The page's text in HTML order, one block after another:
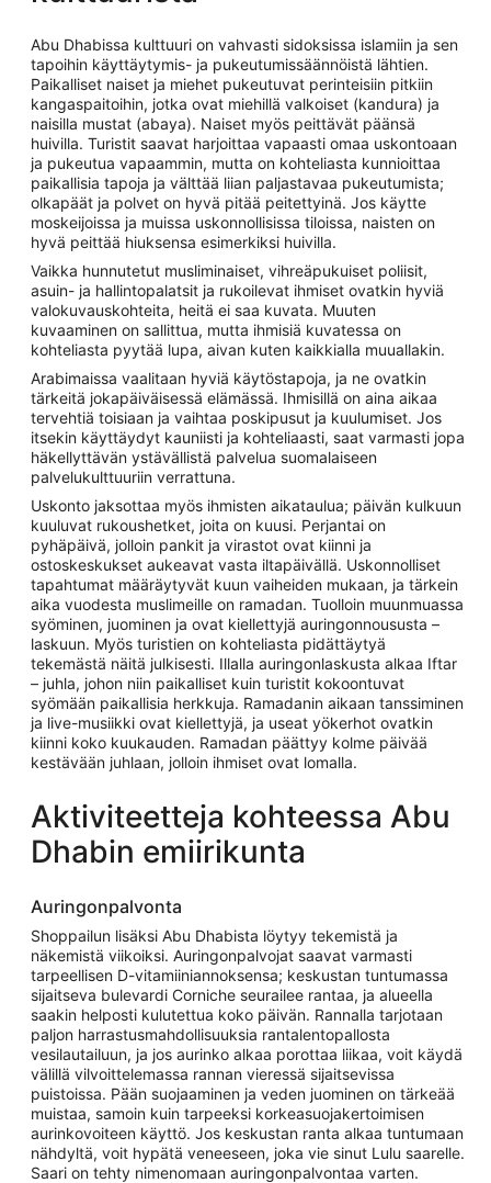
Abu Dhabissa kulttuuri on vahvasti sidoksissa islamiin ja sen
tapoihin käyttäytymis- ja pukeutumissäännöistä lähtien.
Paikalliset naiset ja miehet pukeutuvat perinteisiin pitkiin
kangaspaitoihin, jotka ovat miehillä valkoiset (kandura) ja
naisilla mustat (abaya). Naiset myös peittävät päänsä
huivilla. Turistit saavat harjoittaa vapaasti omaa uskontoaan
ja pukeutua vapaammin, mutta on kohteliasta kunnioittaa
paikallisia tapoja ja välttää liian paljastavaa pukeutumista;
olkapäät ja polvet on hyvä pitää peitettyinä. Jos käytte
moskeijoissa ja muissa uskonnollisissa tiloissa, naisten on
hyvä peittää hiuksensa esimerkiksi huivilla.
Vaikka hunnutetut musliminaiset, vihreäpukuiset poliisit,
asuin- ja hallintopalatsit ja rukoilevat ihmiset ovatkin hyviä
valokuvauskohteita, heitä ei saa kuvata. Muuten
kuvaaminen on sallittua, mutta ihmisiä kuvatessa on
kohteliasta pyytää lupa, aivan kuten kaikkialla muuallakin.
Arabimaissa vaalitaan hyviä käytöstapoja, ja ne ovatkin
tärkeitä jokapäiväisessä elämässä. Ihmisillä on aina aikaa
tervehtiä toisiaan ja vaihtaa poskipusut ja kuulumiset. Jos
itsekin käyttäydyt kauniisti ja kohteliaasti, saat varmasti jopa
häkellyttävän ystävällistä palvelua suomalaiseen
palvelukulttuuriin verrattuna.
Uskonto jaksottaa myös ihmisten aikataulua; päivän kulkuun
kuuluvat rukoushetket, joita on kuusi. Perjantai on
pyhäpäivä, jolloin pankit ja virastot ovat kiinni ja
ostoskeskukset aukeavat vasta iltapäivällä. Uskonnolliset
tapahtumat määräytyvät kuun vaiheiden mukaan, ja tärkein
aika vuodesta muslimeille on ramadan. Tuolloin muunmuassa
syöminen, juominen ja ovat kiellettyjä auringonnoususta –
laskuun. Myös turistien on kohteliasta pidättäytyä
tekemästä näitä julkisesti. Illalla auringonlaskusta alkaa Iftar
– juhla, johon niin paikalliset kuin turistit kokoontuvat
syömään paikallisia herkkuja. Ramadanin aikaan tanssiminen
ja live-musiikki ovat kiellettyjä, ja useat yökerhot ovatkin
kiinni koko kuukauden. Ramadan päättyy kolme päivää
kestävään juhlaan, jolloin ihmiset ovat lomalla.
Aktiviteetteja kohteessa Abu
Dhabin emiirikunta
Auringonpalvonta
Shoppailun lisäksi Abu Dhabista löytyy tekemistä ja
näkemistä viikoiksi. Auringonpalvojat saavat varmasti
tarpeellisen D-vitamiiniannoksensa; keskustan tuntumassa
sijaitseva bulevardi Corniche seurailee rantaa, ja alueella
saakin helposti kulutettua koko päivän. Rannalla tarjotaan
paljon harrastusmahdollisuuksia rantalentopallosta
vesilautailuun, ja jos aurinko alkaa porottaa liikaa, voit käydä
välillä vilvoittelemassa rannan vieressä sijaitsevissa
puistoissa. Pään suojaaminen ja veden juominen on tärkeää
muistaa, samoin kuin tarpeeksi korkeasuojakertoimisen
aurinkovoiteen käyttö. Jos keskustan ranta alkaa tuntumaan
nähdyltä, voit hypätä veneeseen, joka vie sinut Lulu saarelle.
Saari on tehty nimenomaan auringonpalvontaa varten.